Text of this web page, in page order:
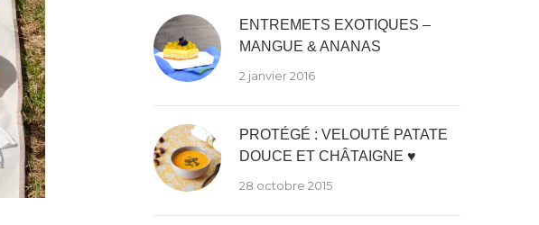
ENTREMETS EXOTIQUES –
MANGUE & ANANAS
2 janvier 2016
PROTÉGÉ : VELOUTÉ PATATE
DOUCE ET CHÂTAIGNE ♥
28 octobre 2015